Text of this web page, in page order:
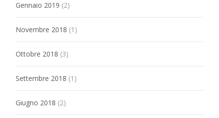
Gennaio 2019 (2)
Novembre 2018 (1)
Ottobre 2018 (3)
Settembre 2018 (1)
Giugno 2018 (2)